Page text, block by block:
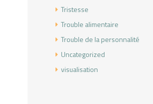
Tristesse
Trouble alimentaire
Trouble de la personnalité
Uncategorized
visualisation